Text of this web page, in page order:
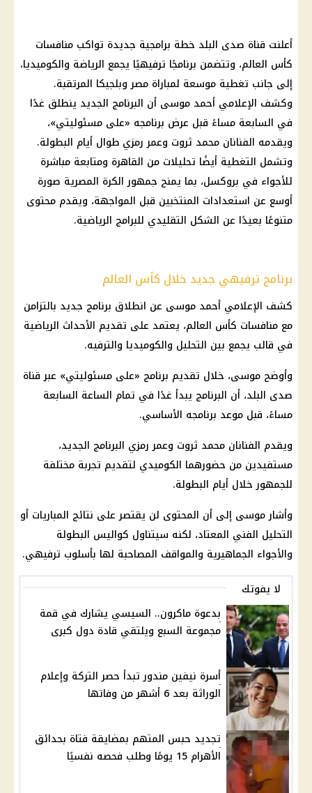
أعلنت قناة صدى البلد خطة برامجية جديدة تواكب منافسات
كأس العالم، وتتضمن برنامجًا ترفيهيًا يجمع الرياضة والكوميديا،
إلى جانب تغطية موسعة لمباراة مصر وبلجيكا المرتقبة.
وكشف الإعلامي أحمد موسى أن البرنامج الجديد ينطلق غدًا
في السابعة مساءً قبل عرض برنامجه «على مسئوليتي»،
ويقدمه الفنانان محمد ثروت وعمر رمزي طوال أيام البطولة.
وتشمل التغطية أيضًا تحليلات من القاهرة ومتابعة مباشرة
للأجواء في بروكسل، بما يمنح جمهور الكرة المصرية صورة
أوسع عن استعدادات المنتخبين قبل المواجهة، ويقدم محتوى
متنوعًا بعيدًا عن الشكل التقليدي للبرامج الرياضية.
برنامج ترفيهي جديد خلال كأس العالم
كشف الإعلامي أحمد موسى عن انطلاق برنامج جديد بالتزامن
مع منافسات كأس العالم، يعتمد على تقديم الأحداث الرياضية
في قالب يجمع بين التحليل والكوميديا والترفيه.
وأوضح موسى، خلال تقديم برنامج «على مسئوليتي» عبر قناة
صدى البلد، أن البرنامج يبدأ غدًا في تمام الساعة السابعة
مساءً، قبل موعد برنامجه الأساسي.
ويقدم الفنانان محمد ثروت وعمر رمزي البرنامج الجديد،
مستفيدين من حضورهما الكوميدي لتقديم تجربة مختلفة
للجمهور خلال أيام البطولة.
وأشار موسى إلى أن المحتوى لن يقتصر على نتائج المباريات أو
التحليل الفني المعتاد، لكنه سيتناول كواليس البطولة
والأجواء الجماهيرية والمواقف المصاحبة لها بأسلوب ترفيهي.
لا يفوتك
بدعوة ماكرون.. السيسي يشارك في قمة
مجموعة السبع ويلتقي قادة دول كبرى
أسرة نيفين مندور تبدأ حصر التركة وإعلام
الوراثة بعد 6 أشهر من وفاتها
تجديد حبس المتهم بمضايقة فتاة بحدائق
الأهرام 15 يومًا وطلب فحصه نفسيًا